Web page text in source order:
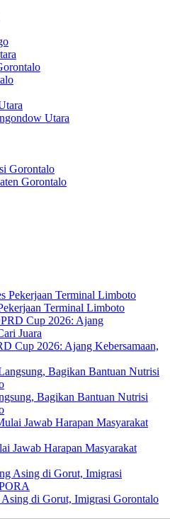
Utara
Gorontalo
Gorontalo
Terminal Limboto
Cup 2026: Ajang Kebersamaan,
Bagikan Bantuan Nutrisi
Jawab Harapan Masyarakat
di Gorut, Imigrasi Gorontalo